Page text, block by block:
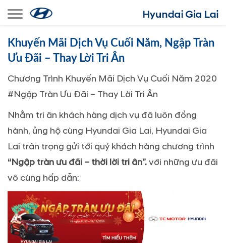
Toggle navigation
Khuyến Mãi Dịch Vụ Cuối Năm, Ngập Tràn
Ưu Đãi – Thay Lời Tri Ân
Chương Trình Khuyến Mãi Dịch Vụ Cuối Năm 2020
#Ngập Tràn Ưu Đãi – Thay Lời Tri Ân
Nhằm tri ân khách hàng dịch vụ đã luôn đồng
hành, ủng hộ cùng Hyundai Gia Lai, Hyundai Gia
Lai trân trọng gửi tới quý khách hàng chương trình
“Ngập tràn ưu đãi – thời lời tri ân”.với những ưu đãi
vô cùng hấp dẫn: